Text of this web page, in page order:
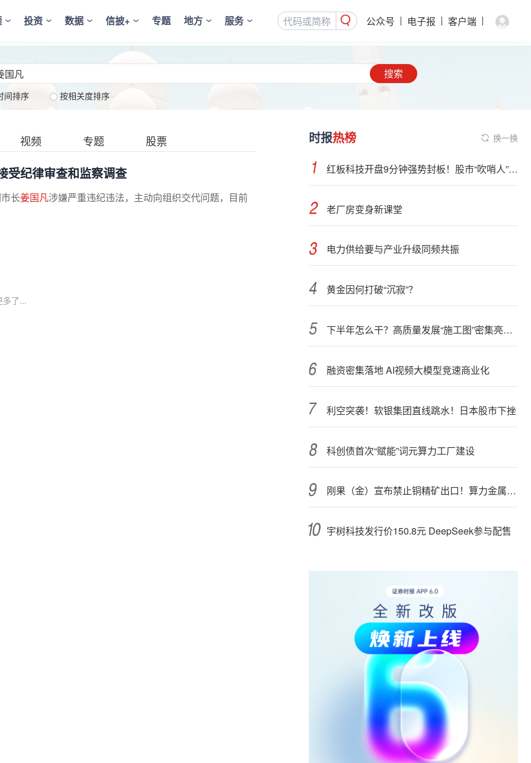
投资 数据 信披+ 专题 地方 服务 公众号 电子报 客户端
搜索
间排序 按相关度排序
视频 专题 股票
受纪律审查和监察调查
长姜国凡涉嫌严重违纪违法，主动向组织交代问题，目前
多了...
时报热榜 换一换
红板科技开盘9分钟强势封板！股市“吹哨人”突然改口！市场风向变了？
老厂房变身新课堂
电力供给要与产业升级同频共振
黄金因何打破“沉寂”？
下半年怎么干？高质量发展“施工图”密集亮相 聚焦主业提质增效 国资央企向AI要动能
融资密集落地 AI视频大模型竞速商业化
利空突袭！软银集团直线跳水！日本股市下挫
科创债首次“赋能”词元算力工厂建设
刚果（金）宣布禁止铜精矿出口！算力金属影响多大？
宇树科技发行价150.8元 DeepSeek参与配售